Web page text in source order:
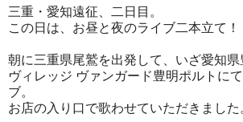
三重・愛知遠征、二日目。
この日は、お昼と夜のライブ二本立て！
朝に三重県尾鷲を出発して、いざ愛知県
ヴィレッジ ヴァンガード豊明ポルトに
ブ。
お店の入り口で歌わせていただきました